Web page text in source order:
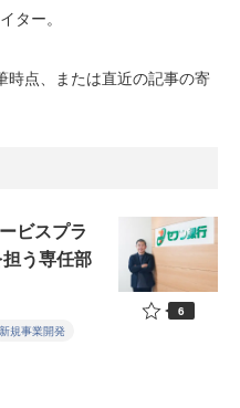
ター。
時点、または直近の記事の寄
ビスプラ
う専任部
新規事業開発
6